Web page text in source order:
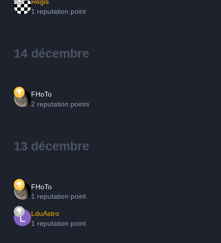
Régis
1 reputation point
14 décembre
FHoTo
2 reputation points
13 décembre
FHoTo
1 reputation point
LduAstro
1 reputation point